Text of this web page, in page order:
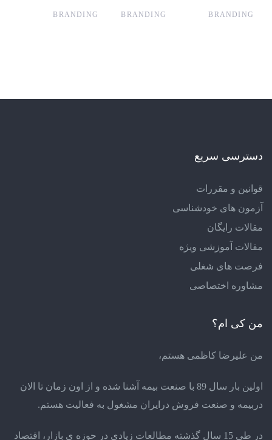
BRANDING
BRANDING
BRANDING
دسترسی سریع
قوانین و مقررات
آزمون های خودشناسی
مقالات رایگان
مقالات آموزشی ویژه
فرصت های شغلی
مشاوره اختصاصی
من کی ام؟
من علیرضا کاظمی هستم،
اولین بار سال 89 با صنعت بیمه آشنا شده و از اون زمان تا الان
دربیمه و صنعت فروش درایران مشغول به فعالیت هستم.
در طی 15 سال گذشته مطالعات زیادی در حوزه ی بازار، اقتصاد